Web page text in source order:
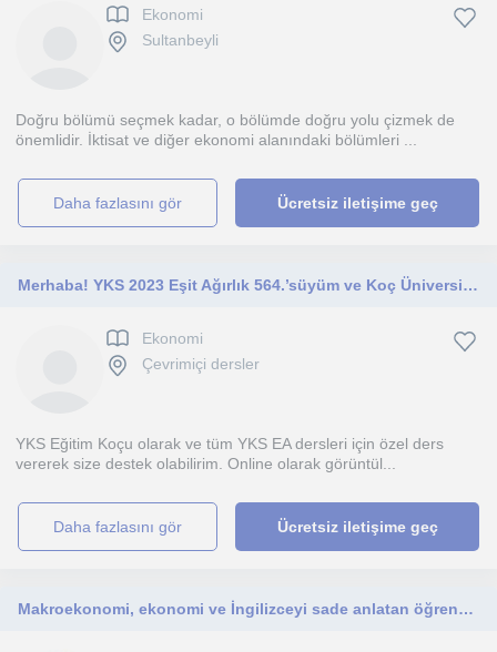
Ekonomi
Sultanbeyli
Doğru bölümü seçmek kadar, o bölümde doğru yolu çizmek de
önemlidir. İktisat ve diğer ekonomi alanındaki bölümleri ...
daha fazlasını gör Ücretsiz iletişime geç
Merhaba! YKS 2023 Eşit Ağırlık 564.’süyüm ve Koç Üniversitesinde Ekonomi bölümünde okuyorum!
Ekonomi
Çevrimiçi dersler
YKS Eğitim Koçu olarak ve tüm YKS EA dersleri için özel ders
vererek size destek olabilirim. Online olarak görüntül...
daha fazlasını gör Ücretsiz iletişime geç
Makroekonomi, ekonomi ve İngilizceyi sade anlatan öğrenci odaklı eğitmen.